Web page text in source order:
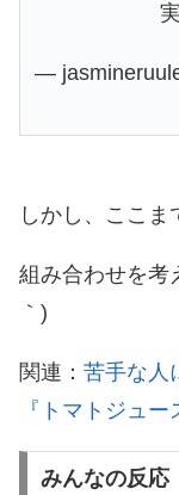
—
しかし、ここ
組み合わせを考
｀)
関連： 苦手な人
『トマトジュ
みんなの反応